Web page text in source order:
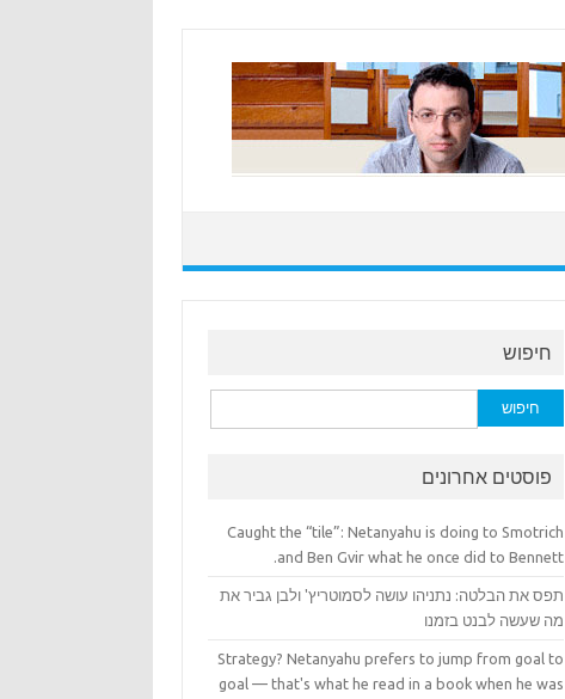
חיפוש
חיפוש:
פוסטים אחרונים
Caught the “tile”: Netanyahu is doing to Smotrich
and Ben Gvir what he once did to Bennett.
תפס את הבלטה: נתניהו עושה לסמוטריץ' ולבן גביר את
מה שעשה לבנט בזמנו
Strategy? Netanyahu prefers to jump from goal to
goal — that's what he read in a book when he was